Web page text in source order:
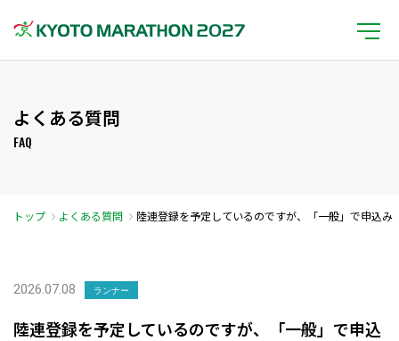
よくある質問
FAQ
トップ よくある質問
陸連登録を予定しているのですが、「一般」で申込み
2026.07.08 ランナー
陸連登録を予定しているのですが、「一般」で申込